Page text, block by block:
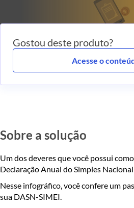
Sobre a solução
Um dos deveres que você possui
Declaração Anual do Simples
Nesse infográfico, você confere um
sua DASN-SIMEI.
Gostou deste produto?
Acesse o